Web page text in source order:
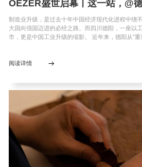
OEZER盛世启幕丨这一站，@德
制造业升级，是过去十年中国经济现代化进程中绕
大国向强国迈进的必经之路。而四川德阳，一座以
市，更是中国工业升级的缩影。 近年来，德阳从“
阅读详情